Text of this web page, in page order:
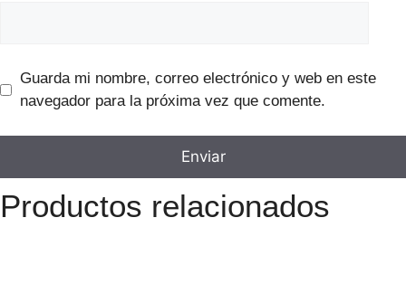
Guarda mi nombre, correo electrónico y web en este
navegador para la próxima vez que comente.
Productos relacionados